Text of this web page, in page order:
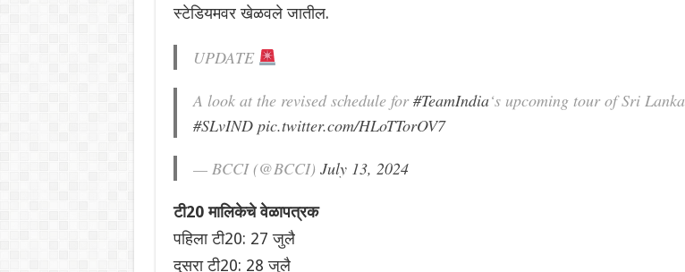
स्टेडियमवर खेळवले जातील.
UPDATE
A look at the revised schedule for #TeamIndia‘s upcoming tour of Sri Lanka
#SLvIND pic.twitter.com/HLoTTorOV7
— BCCI (@BCCI) July 13, 2024
टी20 मालिकेचे वेळापत्रक
पहिला टी20: 27 जुलै
दुसरा टी20: 28 जुलै